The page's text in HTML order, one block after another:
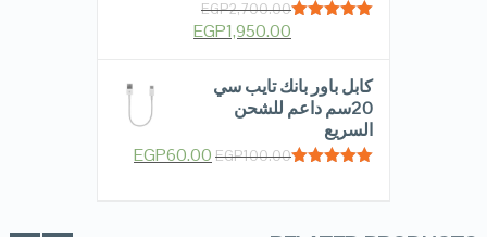
EGP2,700.00
EGP1,950.00
كابل باور بانك تايب سي
20سم داعم للشحن
السريع
EGP100.00
EGP60.00